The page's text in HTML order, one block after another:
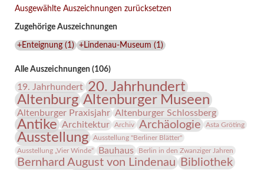
im
des
Lindenau-
Ausgewählte Auszeichnungen zurücksetzen
Zugehörige Auszeichnungen
+Enteignung(1 ) +Lindenau-Museum (1 )
Alle Auszeichnungen (106)
19. Jahrhundert 20. Jahrhundert
Altenburg Altenburger Museen
Altenburger Praxisjahr Altenburger Schlossberg
Antike Architektur Archiv Archäologie Asta Gröting
Ausstellung
Ausstellung "Berliner Blätter"
Ausstellung „Vier Winde“
Bauhaus Berlin in den Zwanziger Jahren
Bernhard August von Lindenau Bibliothek